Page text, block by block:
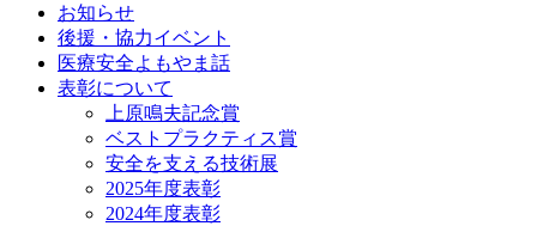
お知らせ
後援・協力イベント
医療安全よもやま話
表彰について
上原鳴夫記念賞
ベストプラクティス賞
安全を支える技術展
2025年度表彰
2024年度表彰